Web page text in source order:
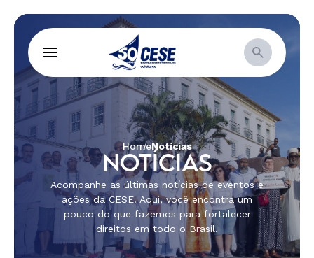
HomeNotícias
NOTÍCIAS
Acompanhe as últimas notícias de eventos e
ações da CESE. Aqui, você encontra um
pouco do que fazemos para fortalecer
direitos em todo o Brasil.